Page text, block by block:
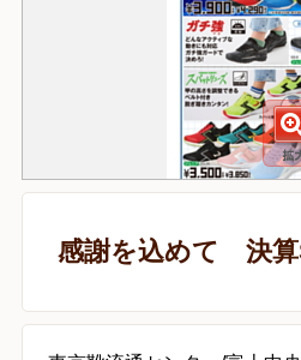
感謝を込めて 決